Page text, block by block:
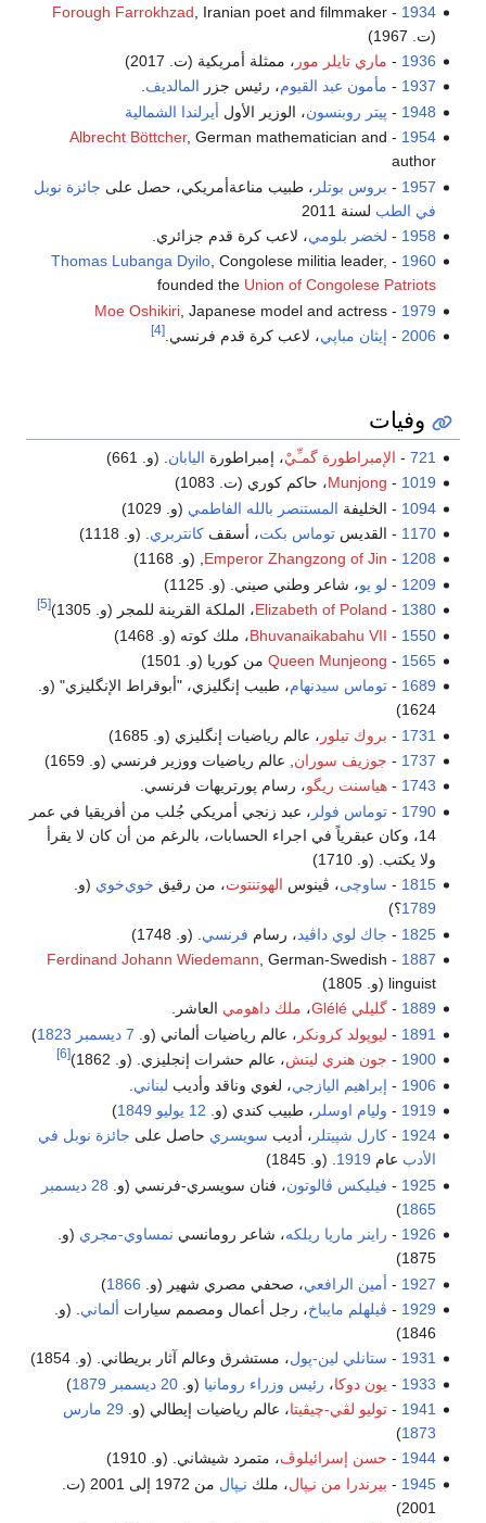
1934
-
Forough Farrokhzad , Iranian poet and filmmaker
(ت. 1967)
1936
- ماري تايلر مور ، ممثلة أمريكية (ت. 2017)
1937
- مأمون عبد القيوم، رئيس جزر المالديف.
1948
- پيتر روبنسون، الوزير الأول أيرلندا الشمالية
1954
-
Albrecht Böttcher, German mathematician and
author
1957
- بروس بوتلر ، طبيب مناعةأمريكي، حصل على جائزة نوبل
في الطب لسنة 2011
1958
- لخضر بلومي، لاعب كرة قدم جزائري.
1960
-
Thomas Lubanga Dyilo, Congolese militia leader,
founded the Union of Congolese Patriots
1979
-
Moe Oshikiri, Japanese model and actress
2006
- إيثان مباپي، لاعب كرة قدم فرنسي.[4]
وفيات
721
- الإمبراطورة گمـِّيْ، إمبراطورة اليابان . (و. 661)
1019
-
Munjong، حاكم كوري (ت. 1083)
1094 - الخليفة المستنصر بالله الفاطمي (و. 1029)
1170 - القديستوماس بكت، أسقفكانتربري . (و. 1118)
1208
-
Emperor Zhangzong of Jin, (و. 1168)
1209
- لو يو، شاعر وطني صيني. (و. 1125)
1380
-
Elizabeth of Poland، الملكة القرينة للمجر (و. 1305) [5]
1550
-
Bhuvanaikabahu VII، ملك كوته (و. 1468)
1565
-
Queen Munjeong من كوريا (و. 1501)
1689
-توماس سيدنهام، طبيب إنگليزي، "أبوقراط الإنگليزي" (و.
1624)
1731
- بروك تيلور ، عالم رياضيات إنگليزي (و. 1685)
1737
- جوزيف سوران , عالم رياضيات ووزير فرنسي (و. 1659)
1743
-هياسنت ريگو، رسام پورتريهات فرنسي.
1790
-توماس فولر ، عبد زنجي أمريكي جُلب من أفريقيا في عمر
14، وكان عبقرياً في اجراء الحسابات، بالرغم من أن كان لا يقرأ
ولا يكتب. (و. 1710)
1815
- ساوچى، ڤينوس الهوتنتوت، من رقيق خوي‌خوي (و.
1789؟)
1825
- جاك لوي داڤيد، رسام فرنسي . (و. 1748)
1887
-
Ferdinand Johann Wiedemann , German-Swedish
linguist (و. 1805)
1889
-گليلي Glélé ، ملك داهومي العاشر.
1891
- ليوپولد كرونكر ، عالم رياضيات ألماني (و. 7 ديسمبر 1823
)
1900
- جون هنري ليتش، عالم حشرات إنجليزي. (و. 1862) [6]
1906
- إبراهيم اليازجي، لغوي وناقد وأديب لبناني
1919
- وليام اوسلر ، طبيب كندي (و. 12 يوليو 1849
)
1924
-كارل شپيتلر ، أديب سويسري حاصل على جائزة نوبل في
الأدب عام 1919. (و. 1845)
1925
- فيليكس ڤالوتون، فنان سويسري-فرنسي (و. 28 ديسمبر
1865
)
1926
- راينر ماريا ريلكه، شاعر رومانسي نمساوي-مجري (و.
1875)
1927
- أمين الرافعي، صحفي مصري شهير (و. 1866
)
1929
- ڤيلهلم مايباخ، رجل أعمال ومصمم سيارات ألماني . (و.
1846)
1931
- ستانلي لين-پول، مستشرق وعالم آثار بريطاني. (و. 1854)
1933
- يون دوكا، رئيس وزراء رومانيا (و.20 ديسمبر 1879
)
1941
-توليو لڤي-چيڤيتا، عالم رياضيات إيطالي (و. 29 مارس
1873
)
1944
- حسن إسرائيلوڤ، متمرد شيشاني. (و. 1910)
1945
- بيرندرا من نـِپال، ملك نـِپال
من 1972 إلى 2001 (ت.
2001)